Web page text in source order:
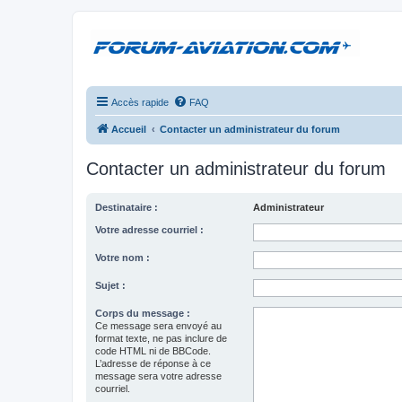
Accès rapide FAQ
Accueil Contacter un administrateur du forum
Contacter un administrateur du forum
Destinataire : Administrateur
Votre adresse courriel :
Votre nom :
Sujet :
Corps du message :
Ce message sera envoyé au
format texte, ne pas inclure de
code HTML ni de BBCode.
L’adresse de réponse à ce
message sera votre adresse
courriel.